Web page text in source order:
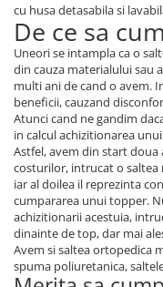
cu husa detasabila si
De ce sa
Uneori se intampla ca o
din cauza materialului sau
multi ani de cand o avem.
beneficii, cauzand
Atunci cand ne gandim
in calcul achizitionarea
Astfel, avem din start
costurilor, intrucat o
iar al doilea il reprezinta
cumpararea unui topper.
achizitionarii acestuia,
dinainte de top, dar mai
Avem si saltea ortopedica
spuma poliuretanica,